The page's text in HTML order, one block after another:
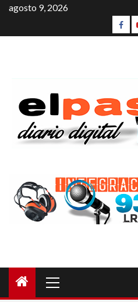
agosto 9, 2026